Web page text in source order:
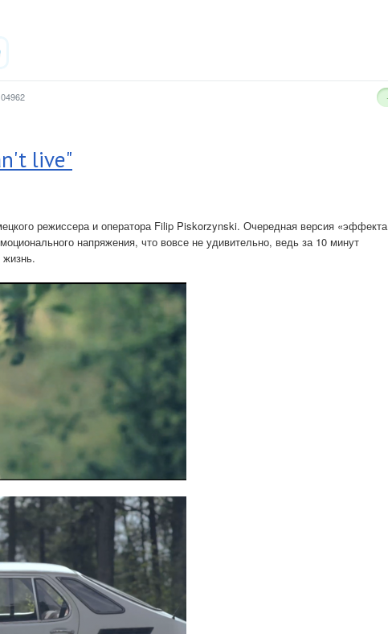
live"
режиссера и оператора Filip Piskorzynski. Очередная версия «эффекта
напряжения, что вовсе не удивительно, ведь за 10 минут